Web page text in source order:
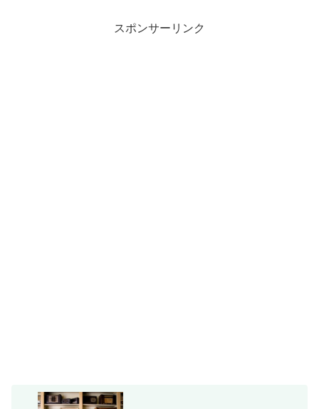
スポンサーリンク